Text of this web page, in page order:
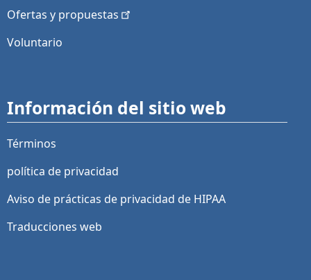
Ofertas y propuestas
Voluntario
Información del sitio web
Términos
política de privacidad
Aviso de prácticas de privacidad de HIPAA
Traducciones web